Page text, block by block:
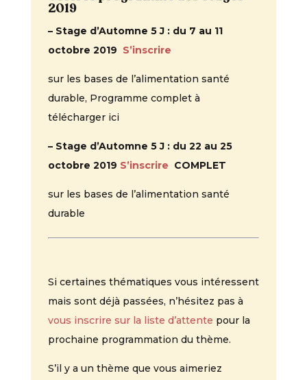
2019
– Stage d’Automne 5 J : du 7 au 11
octobre 2019 S’inscrire
sur les bases de l’alimentation santé
durable, Programme complet à
télécharger ici
– Stage d’Automne 5 J : du 22 au 25
octobre 2019 S’inscrire COMPLET
sur les bases de l’alimentation santé
durable
Si certaines thématiques vous intéressent
mais sont déjà passées, n’hésitez pas à
vous inscrire sur la liste d’attente pour la
prochaine programmation du thème.
S’il y a un thème que vous aimeriez